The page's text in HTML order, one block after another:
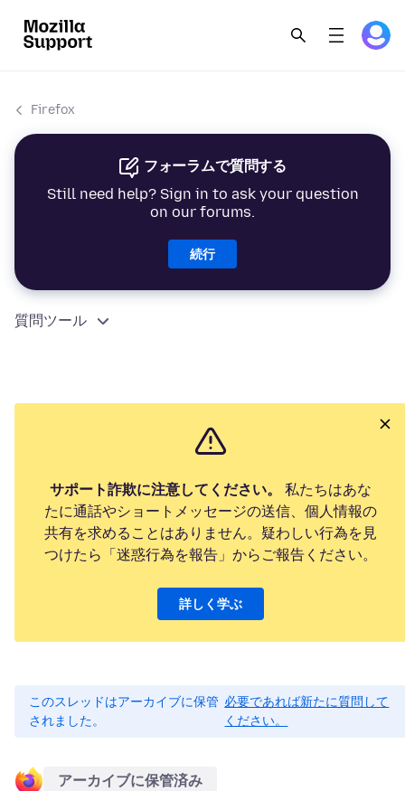
Firefox
フォーラムで質問する
Still need help? Sign in to ask your question
on our forums.
続行
質問ツール
サポート詐欺に注意してください。
私たちはあな
たに通話やショートメッセージの送信、個人情報の
共有を求めることはありません。疑わしい行為を見
つけたら「迷惑行為を報告」からご報告ください。
詳しく学ぶ
このスレッドはアーカイブに保管
されました。
必要であれば新たに質問して
ください。
アーカイブに保管済み